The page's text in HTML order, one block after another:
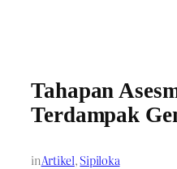
Tahapan
Terdampak
inArtikel, Sipiloka